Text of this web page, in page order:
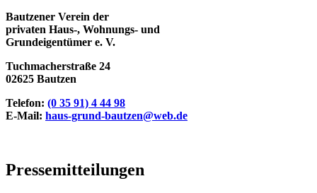
Bautzener Verein der
privaten Haus-, Wohnungs- und
Grundeigentümer e. V.
Tuchmacherstraße 24
02625 Bautzen
Telefon: (0 35 91) 4 44 98
E-Mail: haus-grund-bautzen@web.de
Pressemitteilungen